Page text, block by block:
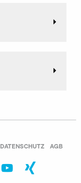
DATENSCHUTZ AGB